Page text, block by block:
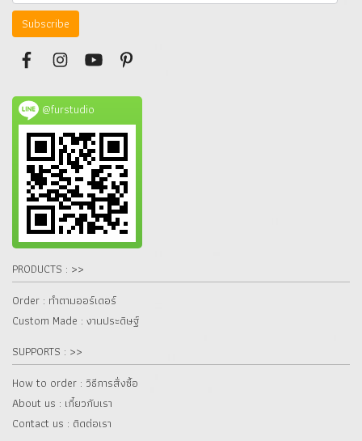
Subscribe
@furstudio
PRODUCTS : >>
Order : ทำตามออร์เดอร์
Custom Made : งานประดิษฐ์
SUPPORTS : >>
How to order : วิธีการสั่งซื้อ
About us : เกี๋ยวกับเรา
Contact us : ติดต่อเรา